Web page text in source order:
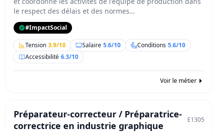
le respect des délais et des normes…
#ImpactSocial
Tension 3.9/10 Salaire 5.6/10 Conditions 5.6/10
Accessibilité 6.3/10
Voir le métier
Préparateur-correcteur / Préparatrice-
correctrice en industrie graphique
E1305